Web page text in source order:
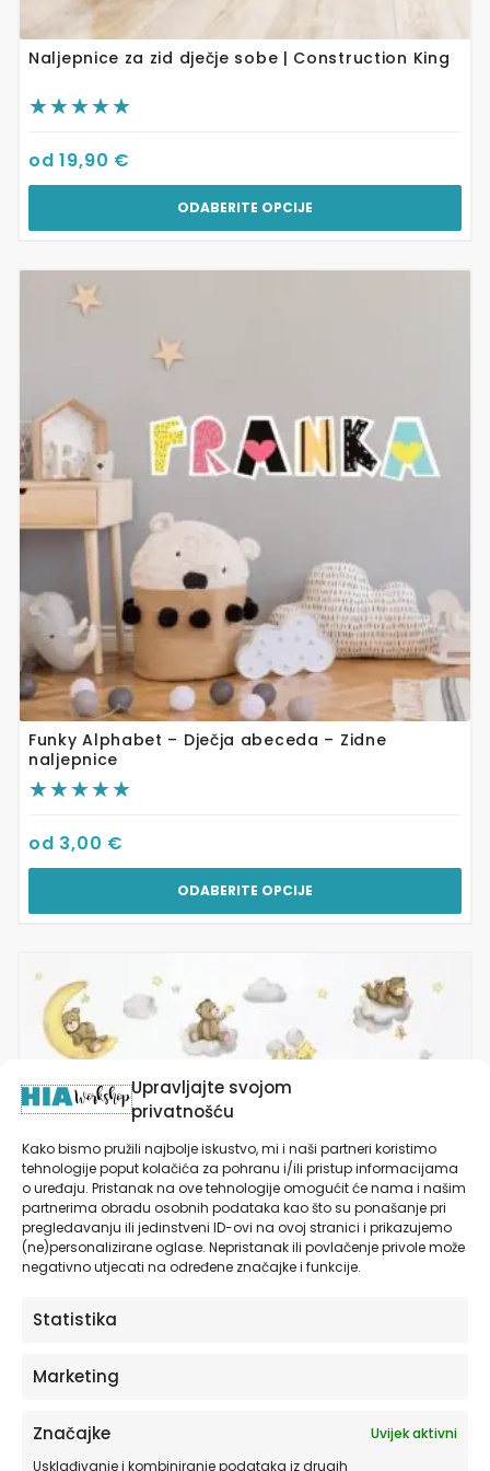
Upravljajte svojom
privatnošću
Kako bismo pružili najbolje iskustvo, mi i naši partneri koristimo
tehnologije poput kolačića za pohranu i/ili pristup informacijama
o uređaju. Pristanak na ove tehnologije omogućit će nama i našim
partnerima obradu osobnih podataka kao što su ponašanje pri
pregledavanju ili jedinstveni ID-ovi na ovoj stranici i prikazujemo
(ne)personalizirane oglase. Nepristanak ili povlačenje privole može
negativno utjecati na određene značajke i funkcije.
Statistika
Marketing
Značajke
Uvijek aktivni
Usklađivanje i kombiniranje podataka iz drugih
Naljepnice za zid dječje sobe | Construction King
od19,90 €
ODABERITE OPCIJE
Funky Alphabet – Dječja abeceda – Zidne
naljepnice
od 3,00 €
ODABERITE OPCIJE
proizvod
Opcije
se
mogu
odabrati
na
stranici
proizvoda
Naljepnice za zid dječje sobe | Teddy’s
Adventures | HIAWorkshop®
Ovaj
proizvod
ima
više
varijanti.
Opcije
se
odabrati
na
stranici
proizvoda